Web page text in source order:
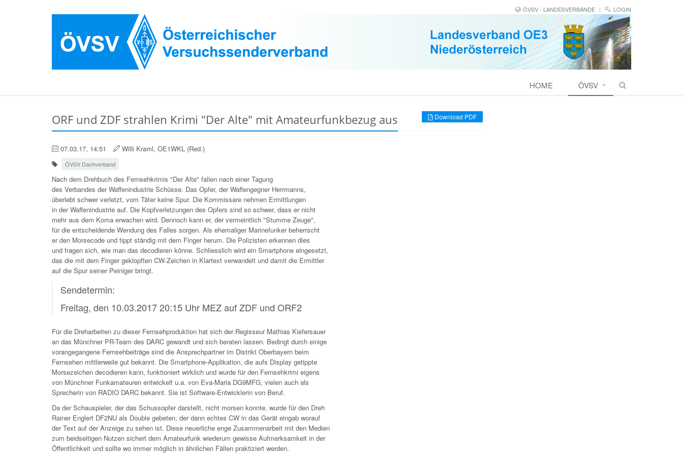
ÖVSV - LANDESVERBÄNDE LOGIN
HOME ÖVSV
Download PDF
ORF und ZDF strahlen Krimi "Der Alte" mit Amateurfunkbezug aus
07.03.17, 14:51 Willi Kraml, OE1WKL (Red.)
ÖVSV Dachverband
Nach dem Drehbuch des Fernsehkrimis "Der Alte" fallen nach einer Tagung
des Verbandes der Waffenindustrie Schüsse. Das Opfer, der Waffengegner Herrmanns,
überlebt schwer verletzt, vom Täter keine Spur. Die Kommissare nehmen Ermittlungen
in der Waffenindustrie auf. Die Kopfverletzungen des Opfers sind so schwer, dass er nicht
mehr aus dem Koma erwachen wird. Dennoch kann er, der vermeintlich "Stumme Zeuge",
für die entscheidende Wendung des Falles sorgen. Als ehemaliger Marinefunker beherrscht
er den Morsecode und tippt ständig mit dem Finger herum. Die Polizisten erkennen dies
und fragen sich, wie man das decodieren könne. Schliesslich wird ein Smartphone eingesetzt,
das die mit dem Finger geklopften CW-Zeichen in Klartext verwandelt und damit die Ermittler
auf die Spur seiner Peiniger bringt.
Sendetermin:
Freitag, den 10.03.2017 20:15 Uhr MEZ auf ZDF und ORF2
Für die Dreharbeiten zu dieser Fernsehproduktion hat sich der Regisseur Mathias Kiefersauer
an das Münchner PR-Team des DARC gewandt und sich beraten lassen. Bedingt durch einige
vorangegangene Fernsehbeiträge sind die Ansprechpartner im Distrikt Oberbayern beim
Fernsehen mittlerweile gut bekannt. Die Smartphone-Applikation, die aufs Display getippte
Morsezeichen decodieren kann, funktioniert wirklich und wurde für den Fernsehkrimi eigens
von Münchner Funkamateuren entwickelt u.a. von Eva-Maria DG9MFG, vielen auch als
Sprecherin von RADIO DARC bekannt. Sie ist Software-Entwicklerin von Beruf.
Da der Schauspieler, der das Schussopfer darstellt, nicht morsen konnte, wurde für den Dreh
Rainer Englert DF2NU als Double gebeten, der dann echtes CW in das Gerät eingab worauf
der Text auf der Anzeige zu sehen ist. Diese neuerliche enge Zusammenarbeit mit den Medien
zum beidseitigen Nutzen sichert dem Amateurfunk wiederum gewisse Aufmerksamkeit in der
Öffentlichkeit und sollte wo immer möglich in ähnlichen Fällen praktiziert werden.